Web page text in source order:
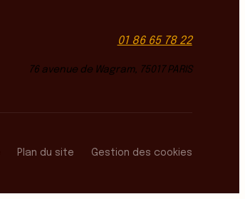
01 86 65 78 22
76 avenue de Wagram, 75017 PARIS
Plan du site Gestion des cookies